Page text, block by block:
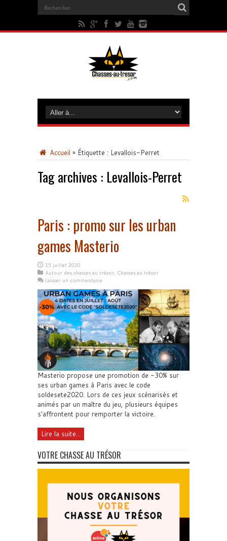
Accueil » Étiquette : Levallois-Perret
Tag archives : Levallois-Perret
Paris : promo sur les urban
games Masterio
15 juillet 2020
Autour des chasses au trésor, Chasses au trésor
Laisser un commentaire
Masterio propose une promotion de -30% sur
ses urban games à Paris avec le code
soldesete2020. Lors de ces jeux scénarisés et
animés par un maître du jeu, plusieurs équipes
s'affrontent pour remporter la victoire.
Lire la suite...
VOTRE CHASSE AU TRÉSOR